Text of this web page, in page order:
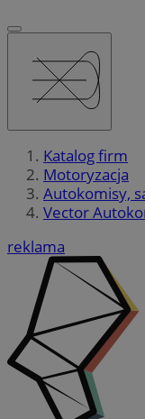
Katalog firm
Motoryzacja
Autokomisy,
Vector
reklama